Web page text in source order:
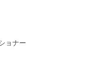
ョナー